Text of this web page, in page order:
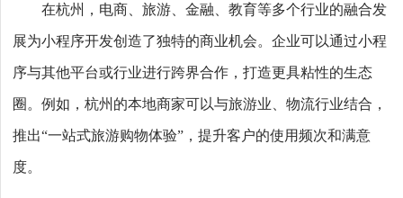
在杭州，电商、旅游、金融、教育等多个行业的融合发
展为小程序开发创造了独特的商业机会。企业可以通过小程
序与其他平台或行业进行跨界合作，打造更具粘性的生态
圈。例如，杭州的本地商家可以与旅游业、物流行业结合，
推出“一站式旅游购物体验”，提升客户的使用频次和满意
度。